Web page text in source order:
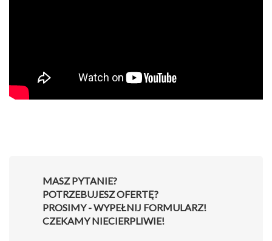
MASZ PYTANIE?
POTRZEBUJESZ OFERTĘ?
PROSIMY - WYPEŁNIJ FORMULARZ!
CZEKAMY NIECIERPLIWIE!